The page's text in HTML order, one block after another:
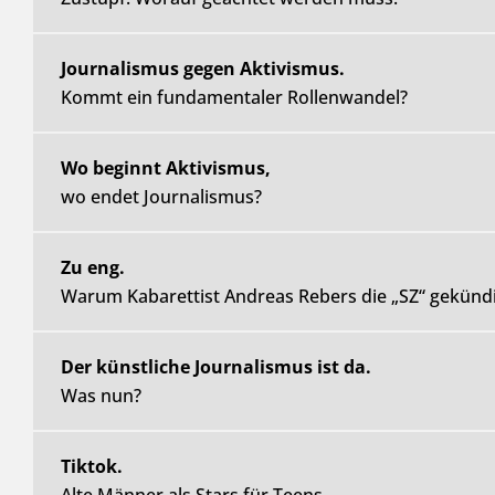
Journalismus gegen Aktivismus.
Kommt ein fundamentaler Rollenwandel?
Wo beginnt Aktivismus,
wo endet Journalismus?
Zu eng.
Warum Kabarettist Andreas Rebers die „SZ“
Der künstliche Journalismus ist da.
Was nun?
Tiktok.